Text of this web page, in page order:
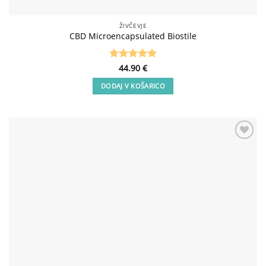
ŽIVČEVJE
CBD Microencapsulated Biostile
Ocenjeno
od 5
44.90 €
DODAJ V KOŠARICO